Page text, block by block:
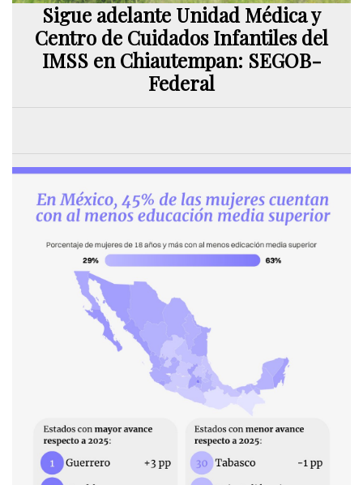
Sigue adelante Unidad Médica y
Centro de Cuidados Infantiles del
IMSS en Chiautempan: SEGOB-
Federal